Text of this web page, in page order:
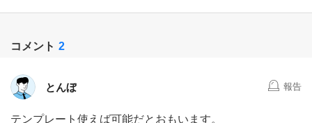
コメント 2
とんぼ 報告
テンプレート使えば可能だとおもいます。